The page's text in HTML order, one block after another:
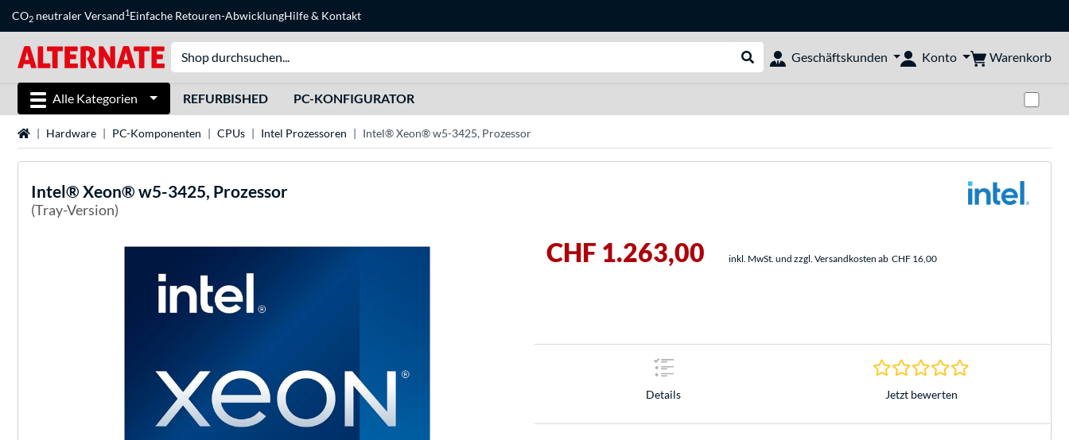
CO2 neutraler Versand1Einfache Retouren-AbwicklungHilfe& Kontakt
Suche durchführen
Geschäftskunden Konto Warenkorb
Alle Kategorien REFURBISHED PC-KONFIGURATOR
StartseiteHardware PC-Komponenten CPUs Intel Prozessoren Intel® Xeon® w5-3425, Prozessor
Intel® Xeon® w5-3425, Prozessor
(Tray-Version)
CHF 1.263,00 inkl. MwSt. und zzgl. Versandkosten ab CHF 16,00
Details
0.0 Sterne bei 0
Jetzt bewerten